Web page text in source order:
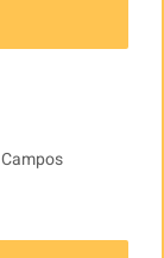
Campos